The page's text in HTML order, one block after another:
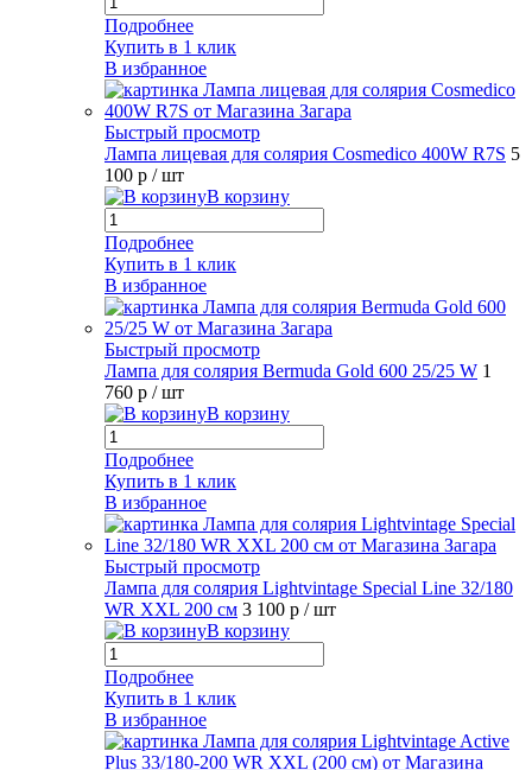
Подробнее
Купить в 1 клик
В избранное
Быстрый просмотр
Лампа лицевая для солярия Cosmedico 400W R7S 5
100 р / шт
В корзину
Подробнее
Купить в 1 клик
В избранное
Быстрый просмотр
Лампа для солярия Bermuda Gold 600 25/25 W 1
760 р / шт
В корзину
Подробнее
Купить в 1 клик
В избранное
Быстрый просмотр
Лампа для солярия Lightvintage Special Line 32/180
WR XXL 200 см 3 100 р / шт
В корзину
Подробнее
Купить в 1 клик
В избранное